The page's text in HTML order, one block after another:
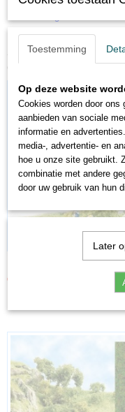
Ook interessant
€ 2,54
Toestemming
Op deze website
Cookies worden door
aanbieden van sociale
informatie en
media-, advertentie- en
hoe u onze site gebruikt.
combinatie met andere
door uw gebruik van hun
Later